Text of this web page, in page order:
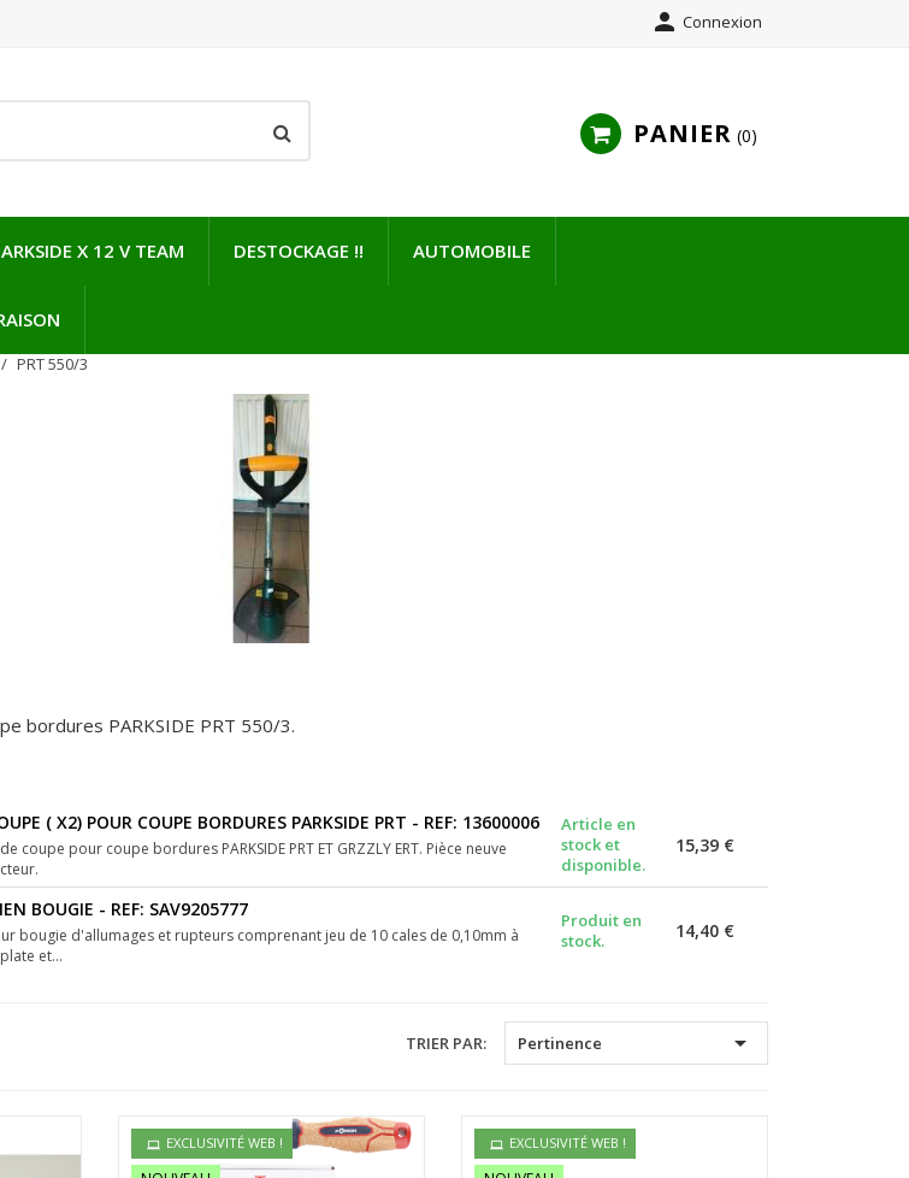
 Connexion
PANIER 0
X 12 V TEAM DESTOCKAGE !! AUTOMOBILE
PRT 550/3
bordures PARKSIDE PRT 550/3.
( X2) POUR COUPE BORDURES PARKSIDE PRT - REF: 13600006
coupe pour coupe bordures PARKSIDE PRT ET GRZZLY ERT. Pièce neuve
Article en
stock et
disponible.
15,39 €
BOUGIE - REF: SAV9205777
bougie d'allumages et rupteurs comprenant jeu de 10 cales de 0,10mm à
et...
Produit en
stock.
14,40 €
TRIER PAR: Pertinence 
EXCLUSIVITÉ WEB ! EXCLUSIVITÉ WEB !